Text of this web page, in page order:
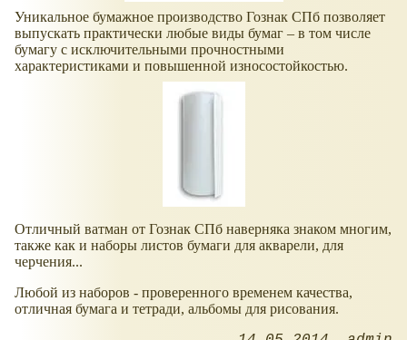
Уникальное бумажное производство Гознак СПб позволяет
выпускать практически любые виды бумаг – в том числе
бумагу с исключительными прочностными
характеристиками и повышенной износостойкостью.
Отличный ватман от Гознак СПб наверняка знаком многим,
также как и наборы листов бумаги для акварели, для
черчения...
Любой из наборов - проверенного временем качества,
отличная бумага и тетради, альбомы для рисования.